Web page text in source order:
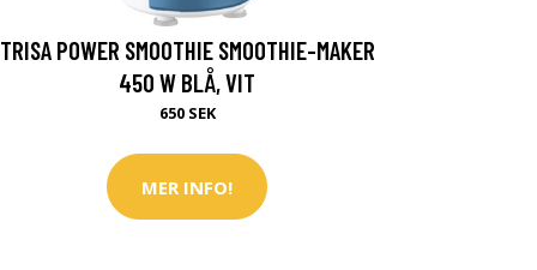
TRISA POWER SMOOTHIE SMOOTHIE-MAKER
450 W BLÅ, VIT
650 SEK
MER INFO!